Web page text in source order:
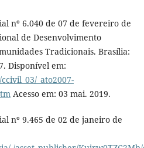
nº 6.040 de 07 de fevereiro de
de Desenvolvimento
Tradicionais. Brasília:
Disponível em:
_ato2007-
Acesso em: 03 mai. 2019.
nº 9.465 de 02 de janeiro de